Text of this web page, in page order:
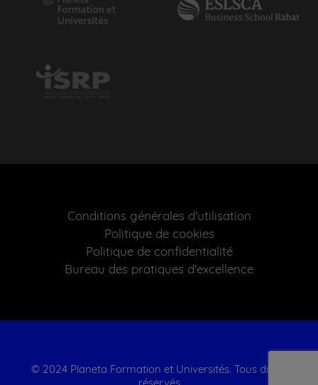
Conditions générales d'utilisation
Politique de cookies
Politique de confidentialité
Bureau des pratiques d'excellence
© 2024 Planeta Formation et Universités. Tous droits